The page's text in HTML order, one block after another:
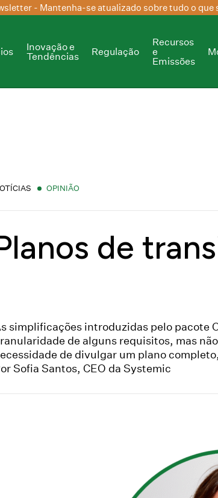
- Mantenha-se atualizado sobre tudo o que
Inovação e
Tendências
Regulação
Recursos
e
Emissões
OPINIÃO
de
simplificações introduzidas pelo pacote
de alguns requisitos, mas
de divulgar um plano
Sofia Santos, CEO da Systemic